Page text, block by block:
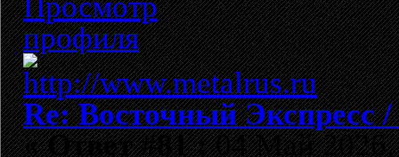
Re: Восточный Экспресс
«Ответ #81 :04 Май 2026,